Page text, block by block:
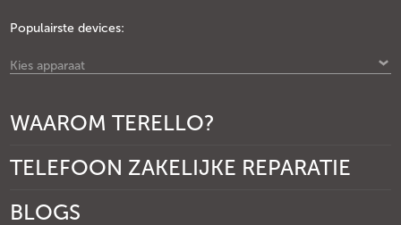
Populairste devices:
Kies apparaat
WAAROM TERELLO?
TELEFOON ZAKELIJKE REPARATIE
BLOGS